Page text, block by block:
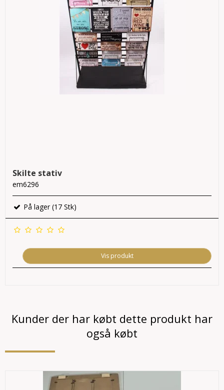
Skilte stativ
em6296
På lager (17 Stk)
Vis produkt
Kunder der har købt dette produkt har
også købt